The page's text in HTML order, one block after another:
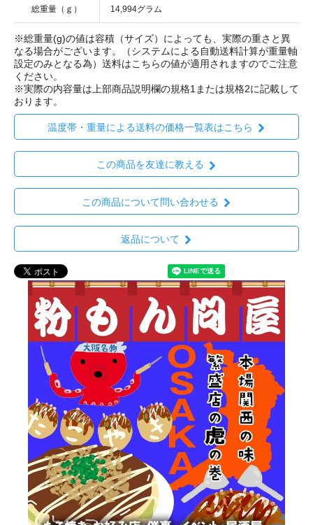
総重量（ｇ） 14,994グラム
※総重量(g)の値は容積（サイズ）によっても、実際の重さと異
なる場合がございます。（システムによる自動送料計算が重量軸
設定のみとなる為）送料はこちらの値が適用されますのでご注意
ください。
※実際の内容量は上部商品説明欄の規格1または規格2に記載して
おります。
温度帯・重量による送料の価格一覧表はこちら
この商品を友達に教える
この商品について問い合わせる
返品について